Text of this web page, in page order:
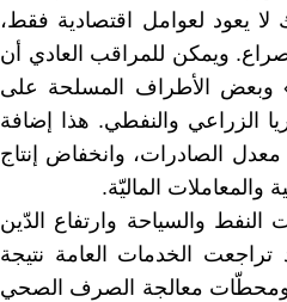
يعود لعوامل اقتصادية فقط،
ويمكن للمراقب العادي أن
وبعض الأطراف المسلحة على
الزراعي والنفطي. هذا إضافة
معدل الصادرات، وانخفاض إنتاج
والمعاملات الماليّة.
النفط والسياحة وارتفاع الدّين
تراجعت الخدمات العامة نتيجة
ومحطّات معالجة الصرف الصحي